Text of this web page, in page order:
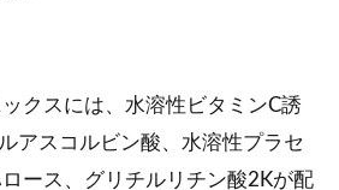
クスには、水溶性ビタミンC誘
アスコルビン酸、水溶性プラセ
ース、グリチルリチン酸2Kが配